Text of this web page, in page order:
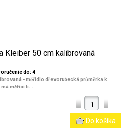
Kleiber 50 cm kalibrovaná
do: 4
- měřidlo dřevorubecká průměrka k
měřící li...